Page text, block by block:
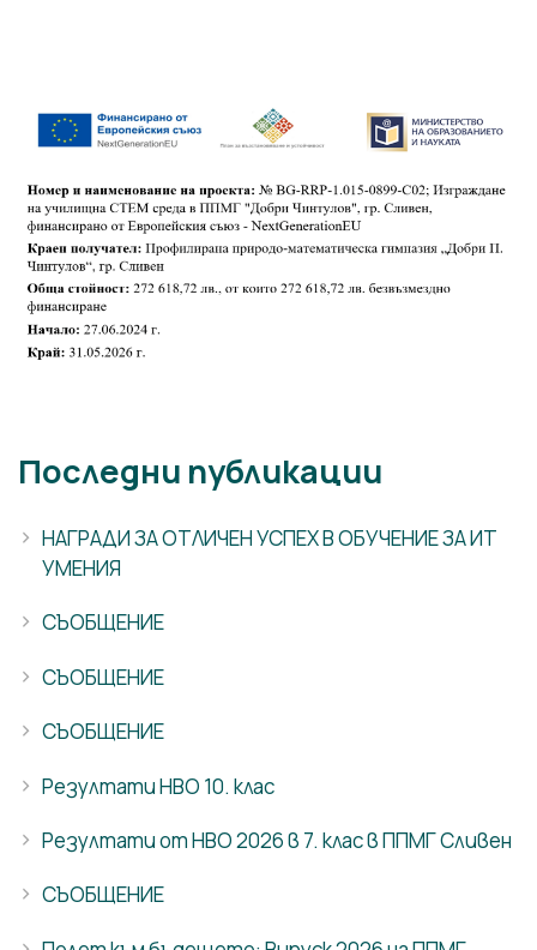
Последни публикации
НАГРАДИ ЗА ОТЛИЧЕН УСПЕХ В ОБУЧЕНИЕ ЗА ИТ
УМЕНИЯ
СЪОБЩЕНИЕ
СЪОБЩЕНИЕ
СЪОБЩЕНИЕ
Резултати НВО 10. клас
Резултати от НВО 2026 в 7. клас в ППМГ Сливен
СЪОБЩЕНИЕ